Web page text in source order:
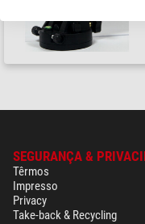
SEGURANÇA &
Têrmos
Impresso
Privacy
Take-back & Recycling